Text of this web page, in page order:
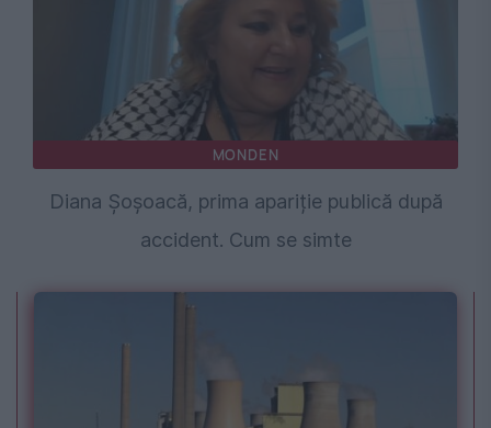
MONDEN
Diana Șoșoacă, prima apariție publică după
accident. Cum se simte